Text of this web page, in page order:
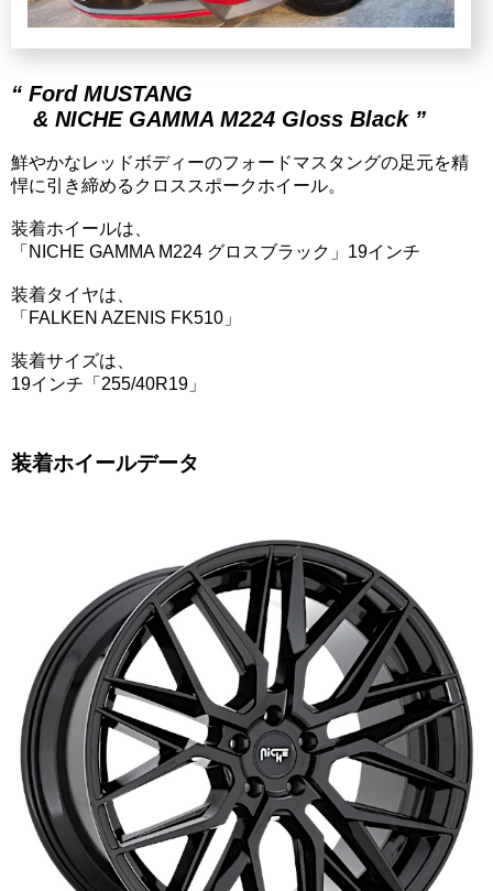
“ Ford MUSTANG
& NICHE GAMMA M224 Gloss Black ”
鮮やかなレッドボディーのフォードマスタングの足元を精
悍に引き締めるクロススポークホイール。
装着ホイールは、
「NICHE GAMMA M224 グロスブラック」19インチ
装着タイヤは、
「FALKEN AZENIS FK510」
装着サイズは、
19インチ「255/40R19」
装着ホイールデータ